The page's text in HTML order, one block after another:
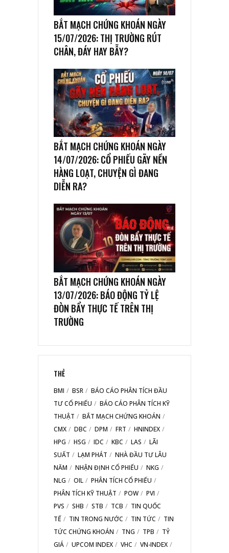
BẮT MẠCH CHỨNG KHOÁN NGÀY
15/07/2026: THỊ TRƯỜNG RÚT
CHÂN, ĐÁY HAY BẪY?
BẮT MẠCH CHỨNG KHOÁN NGÀY
14/07/2026: CỔ PHIẾU GÃY NỀN
HÀNG LOẠT, CHUYỆN GÌ ĐANG
DIỄN RA?
BẮT MẠCH CHỨNG KHOÁN NGÀY
13/07/2026: BÁO ĐỘNG TỶ LỆ
ĐÒN BẨY THỰC TẾ TRÊN THỊ
TRƯỜNG
THẺ
BMI BSR
BÁO CÁO PHÂN TÍCH ĐẦU
TƯ CỔ PHIẾU
BÁO CÁO PHÂN TÍCH KỸ
THUẬT
BẮT MẠCH CHỨNG KHOÁN
CMX
DBC DPM FRT
HNINDEX
HPG
HSG IDC KBC LAS
LÃI
SUẤT
LẠM PHÁT
NHÀ ĐẦU TƯ LÂU
NĂM
NHẬN ĐỊNH CỔ PHIẾU
NKG
NLG
OIL
PHÂN TÍCH CỔ PHIẾU
PHÂN TÍCH KỸ THUẬT
POW
PVI
PVS
SHB STB TCB
TIN QUỐC
TẾ
TIN TRONG NƯỚC TIN TỨC
TIN
TỨC CHỨNG KHOÁN
TNG TPB
TỶ
GIÁ
UPCOM INDEX VHC VN-INDEX